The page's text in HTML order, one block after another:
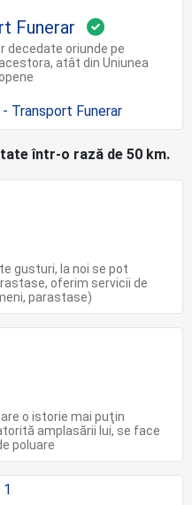
Funerar
decedate oriunde pe
atât din Uniunea
într-o rază de 50 km.
gusturi, la noi se pot
oferim servicii de
parastase)
o istorie mai puţin
amplasării lui, se face
poluare